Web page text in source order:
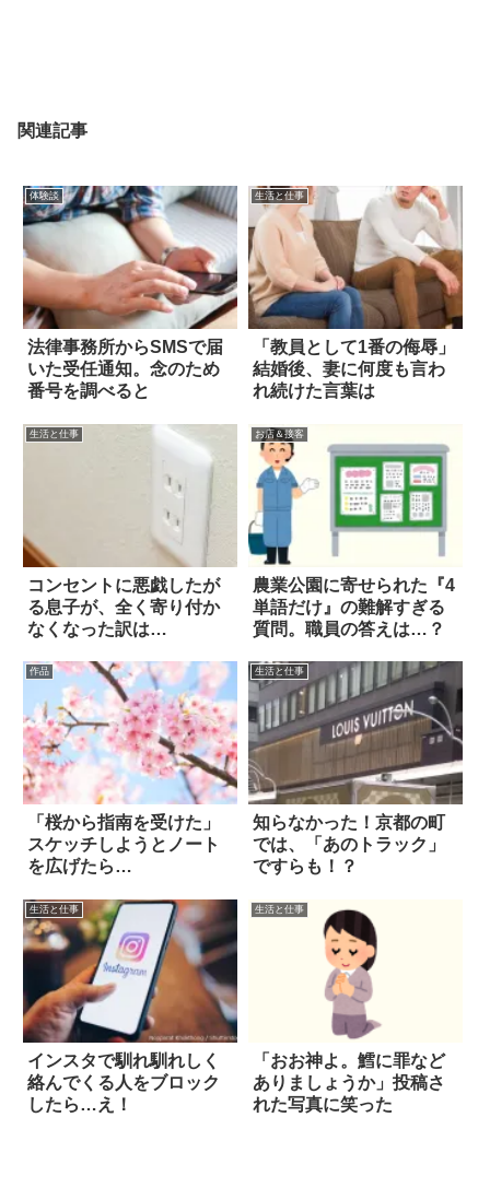
関連記事
体験談
法律事務所からSMSで届
いた受任通知。念のため
番号を調べると
生活と仕事
「教員として1番の侮辱」
結婚後、妻に何度も言わ
れ続けた言葉は
生活と仕事
コンセントに悪戯したが
る息子が、全く寄り付か
なくなった訳は…
お店＆接客
農業公園に寄せられた『4
単語だけ』の難解すぎる
質問。職員の答えは…？
作品
「桜から指南を受けた」
スケッチしようとノート
を広げたら…
生活と仕事
知らなかった！京都の町
では、「あのトラック」
ですらも！？
生活と仕事
インスタで馴れ馴れしく
絡んでくる人をブロック
したら…え！
生活と仕事
「おお神よ。鱈に罪など
ありましょうか」投稿さ
れた写真に笑った